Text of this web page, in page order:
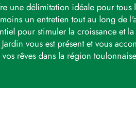
une délimitation idéale pour tous
un entretien tout au long de
pour stimuler la croissance et
vous est présent et vous
rêves dans la région